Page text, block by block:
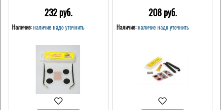
232 pуб.
Наличие:наличие надо уточнить
208 pуб.
Наличие: наличие надо уточнить